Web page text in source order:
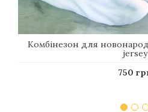
Комбінезон для
jersey
750